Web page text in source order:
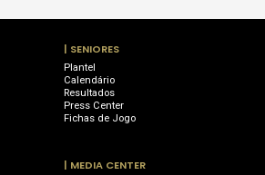
| SENIORES
Plantel
Calendário
Resultados
Press Center
Fichas de Jogo
| MEDIA CENTER